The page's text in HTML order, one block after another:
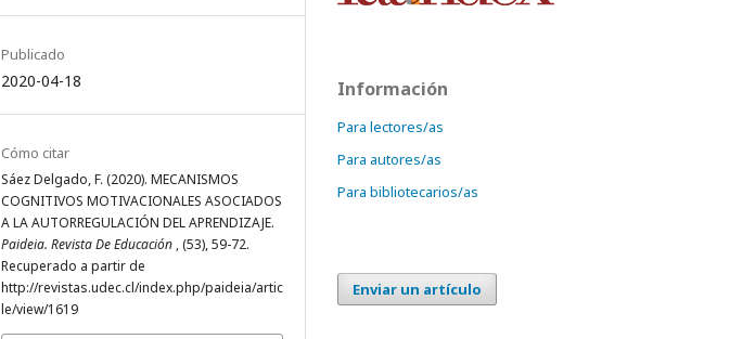
Publicado
2020-04-18
Cómo citar
Sáez Delgado, F. (2020). MECANISMOS
COGNITIVOS MOTIVACIONALES ASOCIADOS
A LA AUTORREGULACIÓN DEL APRENDIZAJE.
Paideia. Revista De Educación , (53), 59-72.
Recuperado a partir de
http://revistas.udec.cl/index.php/paideia/artic
le/view/1619
Información
Para lectores/as
Para autores/as
Para bibliotecarios/as
Enviar un artículo